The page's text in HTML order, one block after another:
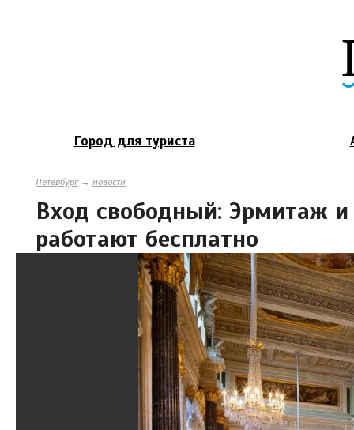
Город для туриста
Петербург→ новости
Вход свободный: Эрмитаж и
работают бесплатно